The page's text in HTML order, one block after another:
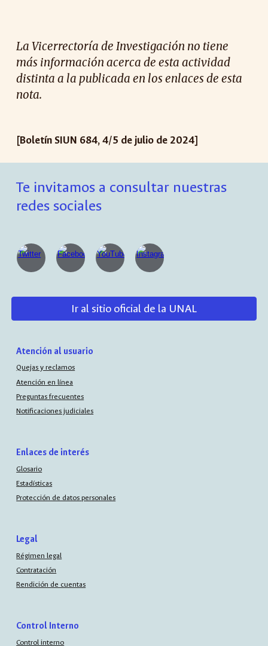
La Vicerrectoría de Investigación no tiene
más información acerca de esta actividad
distinta a la publicada en los enlaces de esta
nota.
[Boletín SIUN 684, 4/5 de julio de 2024]
Te invitamos a consultar nuestras
redes sociales
Ir al sitio oficial de la UNAL
Atención al usuario
Quejas y reclamos
Atención en línea
Preguntas frecuentes
Notificaciones judiciales
Enlaces de interés
Glosario
Estadísticas
Protección de datos personales
Legal
Régimen legal
Contratación
Rendición de cuentas
Control Interno
Control interno